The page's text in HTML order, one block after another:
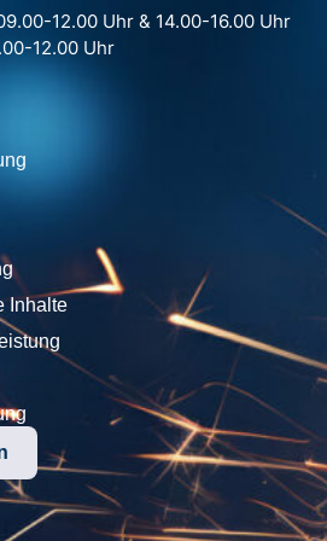
12.00 Uhr & 14.00-16.00 Uhr
Uhr
Inhalte